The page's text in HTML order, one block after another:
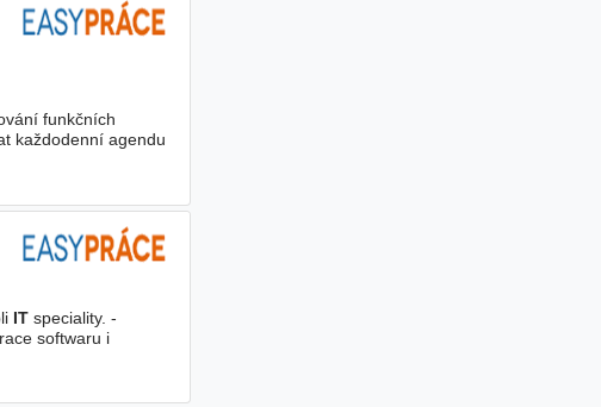
funkčních
každodenní agendu
ITspeciality. -
softwaru i